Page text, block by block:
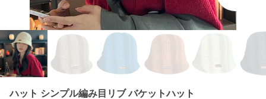
ハット シンプル編み目リブ バケットハット